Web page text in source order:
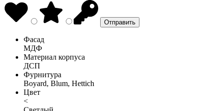
Фасад
МДФ
Материал корпуса
ДСП
Фурнитура
Boyard, Blum, Hettich
Цвет
<